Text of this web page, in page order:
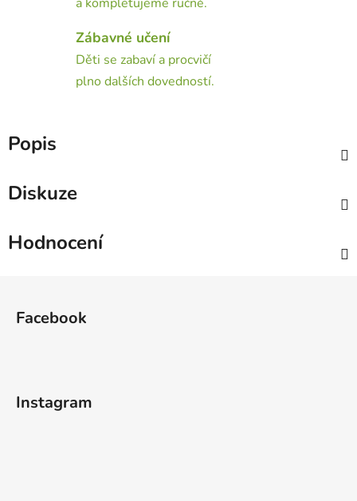
Zábavné učení
Děti se zabaví a procvičí
plno dalších dovedností.
Popis
Diskuze
Hodnocení
Facebook
Instagram